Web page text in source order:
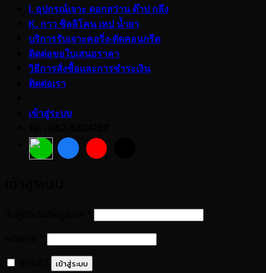
I. อุปกรณ์เจาะ ดอกสว่าน ต๊าป กลึง
K. กาว ซิลลิโคน เทป น้ำยา
บริการรับเจาะคอริ่ง-ตัดคอนกรีต
ติดต่อขอใบเสนอราคา
วิธีการสั่งซื้อและการชำระเงิน
ติดต่อเรา
เข้าสู่ระบบ
ต้องการ
ต้องการ
เข้าสู่ระบบ